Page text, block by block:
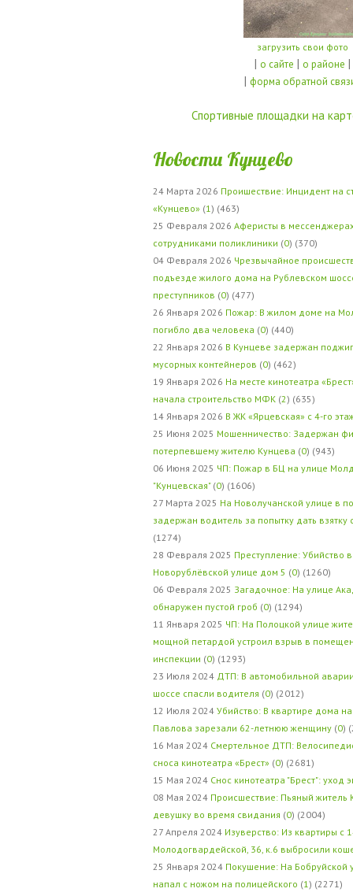
загрузить свои фото
| о сайте | о районе |
| форма обратной
Спортивные площадки на
Новости Кунцево
24 Марта 2026 Проишествие: Инцидент на
«Кунцево» (1 ) (463)
25 Февраля 2026 Аферисты в
сотрудниками поликлиники (0) (370)
04 Февраля 2026 Чрезвычайное
подъезде жилого дома на Рублевском
преступников (0) (477)
26 Января 2026 Пожар: В жилом доме на
погибло два человека (0) (440)
22 Января 2026 В Кунцеве задержан
мусорных контейнеров (0) (462)
19 Января 2026 На месте кинотеатра
начала строительство МФК (2) (635)
14 Января 2026 В ЖК «Ярцевская» с 4-го
25 Июня 2025 Мошенничество: Задержан
потерпевшему жителю Кунцева (0) (943)
06 Июня 2025 ЧП: Пожар в БЦ на улице
"Кунцевская" (0) (1606)
27 Марта 2025 На Новолучанской улице в
задержан водитель за попытку дать
(1274)
28 Февраля 2025 Преступление: Убийство
Новорублёвской улице дом 5 (0) (1260)
06 Февраля 2025 Загадочное: На улице
обнаружен пустой гроб (0) (1294)
11 Января 2025 ЧП: На Полоцкой улице
мощной петардой устроил взрыв в
инспекции (0) (1293)
23 Июля 2024 ДТП: В автомобильной
шоссе спасли водителя (0) (2012)
12 Июля 2024 Убийство: В квартире дома
Павлова зарезали 62-летнюю женщину (0)
16 Мая 2024 Смертельное ДТП:
сноса кинотеатра «Брест» (0) (2681)
15 Мая 2024 Снос кинотеатра "Брест": уход
08 Мая 2024 Происшествие: Пьяный житель
девушку во время свидания (0) (2004)
27 Апреля 2024 Изуверство: Из квартиры с
Молодогвардейской, 36, к.6 выбросили
25 Января 2024 Покушение: На Бобруйской
напал с ножом на полицейского (1 ) (2271)